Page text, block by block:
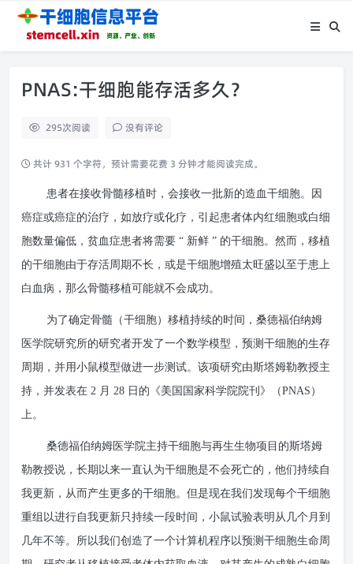
PNAS:干细胞能存活多久？
295次阅读 没有评论
共计 931 个字符，预计需要花费 3 分钟才能阅读完成。
患者在接收骨髓移植时，会接收一批新的造血干细胞。因
癌症或癌症的治疗，如放疗或化疗，引起患者体内红细胞或白细
胞数量偏低，贫血症患者将需要 “ 新鲜 ” 的干细胞。然而，移植
的干细胞由于存活周期不长，或是干细胞增殖太旺盛以至于患上
白血病，那么骨髓移植可能就不会成功。
为了确定骨髓（干细胞）移植持续的时间，桑德福伯纳姆
医学院研究所的研究者开发了一个数学模型，预测干细胞的生存
周期，并用小鼠模型做进一步测试。该项研究由斯塔姆勒教授主
持，并发表在 2 月 28 日的《美国国家科学院院刊》（PNAS）
上。
桑德福伯纳姆医学院主持干细胞与再生生物项目的斯塔姆
勒教授说，长期以来一直认为干细胞是不会死亡的，他们持续自
我更新，从而产生更多的干细胞。但是现在我们发现每个干细胞
重组以进行自我更新只持续一段时间，小鼠试验表明从几个月到
几年不等。所以我们创造了一个计算机程序以预测干细胞生命周